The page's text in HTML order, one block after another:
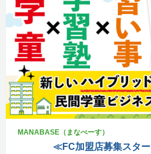
MANABASE（まなべーす）
≪FC加盟店募集スタ